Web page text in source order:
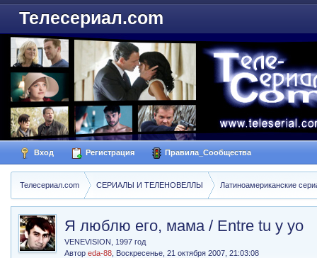
Телесериал.com
Вход Регистрация Правила_Сообщества
Телесериал.com СЕРИАЛЫ И ТЕЛЕНОВЕЛЛЫ Латиноамериканские
Я люблю его, мама / Entre tu y yo
VENEVISION, 1997 год
Авторeda-88 Воскресенье, 21 октября 2007, 21:03:08